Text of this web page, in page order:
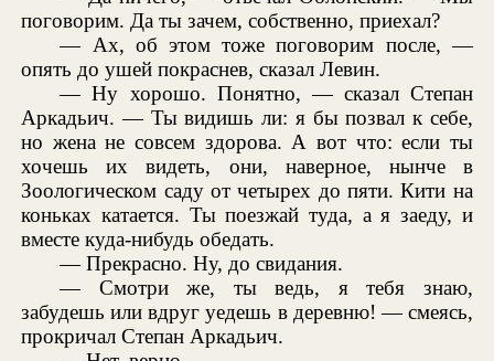
поговорим. Да ты зачем, собственно, приехал?
— Ах, об этом тоже поговорим после, —
опять до ушей покраснев, сказал Левин.
— Ну хорошо. Понятно, — сказал Степан
Аркадьич. — Ты видишь ли: я бы позвал к себе,
но жена не совсем здорова. А вот что: если ты
хочешь их видеть, они, наверное, нынче в
Зоологическом саду от четырех до пяти. Кити на
коньках катается. Ты поезжай туда, а я заеду, и
вместе куда-нибудь обедать.
— Прекрасно. Ну, до свидания.
— Смотри же, ты ведь, я тебя знаю,
забудешь или вдруг уедешь в деревню! — смеясь,
прокричал Степан Аркадьич.